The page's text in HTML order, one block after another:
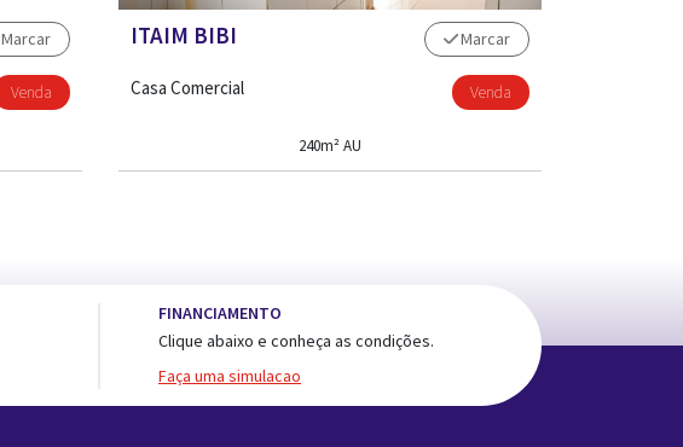
Marcar
Venda
ITAIM BIBI
Casa Comercial
Marcar
Venda
240m² AU
FINANCIAMENTO
Clique abaixo e conheça as condições.
Faça uma simulacao